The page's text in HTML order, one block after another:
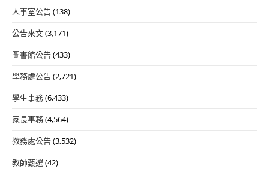
人事室公告(138)
公告來文(3,171)
圖書館公告(433)
學務處公告(2,721)
學生事務(6,433)
家長事務(4,564)
教務處公告(3,532)
教師甄選(42)